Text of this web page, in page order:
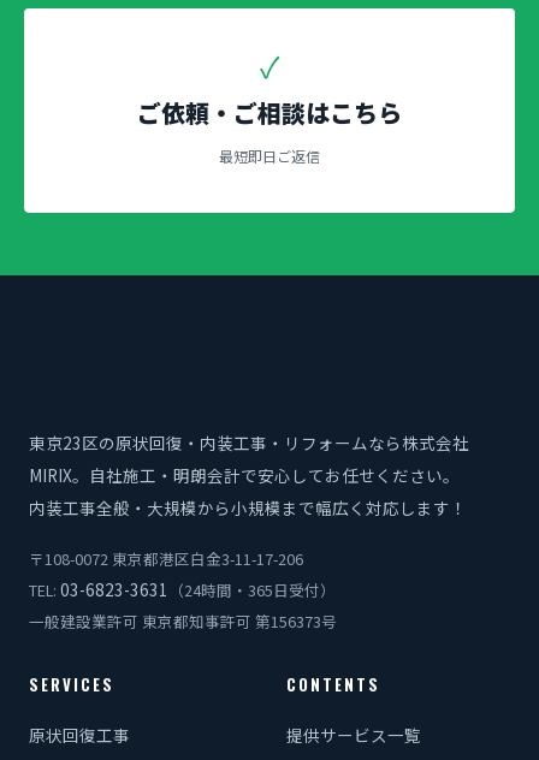
✓
ご依頼・ご相談はこちら
最短即日ご返信
東京23区の原状回復・内装工事・リフォームなら株式会社
MIRIX。自社施工・明朗会計で安心してお任せください。
内装工事全般・大規模から小規模まで幅広く対応します！
〒108-0072 東京都港区白金3-11-17-206
TEL: 03-6823-3631 （24時間・365日受付）
一般建設業許可 東京都知事許可 第156373号
SERVICES
原状回復工事
CONTENTS
提供サービス一覧